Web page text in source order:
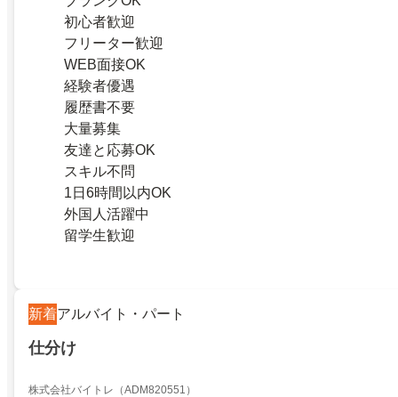
初心者歓迎
フリーター歓迎
WEB面接OK
経験者優遇
履歴書不要
大量募集
友達と応募OK
スキル不問
1日6時間以内OK
外国人活躍中
留学生歓迎
新着アルバイト・パート
仕分け
株式会社バイトレ（ADM820551）